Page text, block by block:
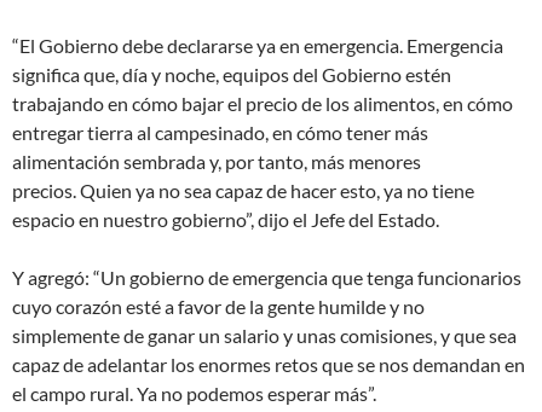
“El Gobierno debe declararse ya en emergencia. Emergencia
significa que, día y noche, equipos del Gobierno estén
trabajando en cómo bajar el precio de los alimentos, en cómo
entregar tierra al campesinado, en cómo tener más
alimentación sembrada y, por tanto, más menores
precios. Quien ya no sea capaz de hacer esto, ya no tiene
espacio en nuestro gobierno”, dijo el Jefe del Estado.
Y agregó: “Un gobierno de emergencia que tenga funcionarios
cuyo corazón esté a favor de la gente humilde y no
simplemente de ganar un salario y unas comisiones, y que sea
capaz de adelantar los enormes retos que se nos demandan en
el campo rural. Ya no podemos esperar más”.